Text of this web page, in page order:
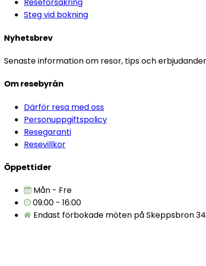
Reseförsäkring
Steg vid bokning
Nyhetsbrev
Senaste information om resor, tips och
Om resebyrån
Därför resa med oss
Personuppgiftspolicy
Resegaranti
Resevillkor
Öppettider
Mån - Fre
09:00 - 16:00
Endast förbokade möten på Skeppsbron